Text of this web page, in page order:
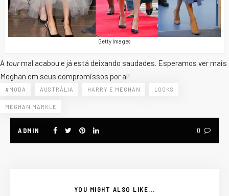
Getty Images
A tourmal acabou e já está deixando saudades. Esperamos ver mais
Meghan em seus compromissos por aí!
#MODA AUSTRÁLIA HARRY E MEGHAN LOOKS
MEGHAN MARKLE
ADMIN 0
YOU MIGHT ALSO LIKE...